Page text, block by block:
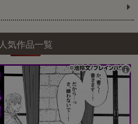
人気作品一覧